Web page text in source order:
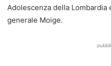
Adolescenza della Lombardia
generale Moige.